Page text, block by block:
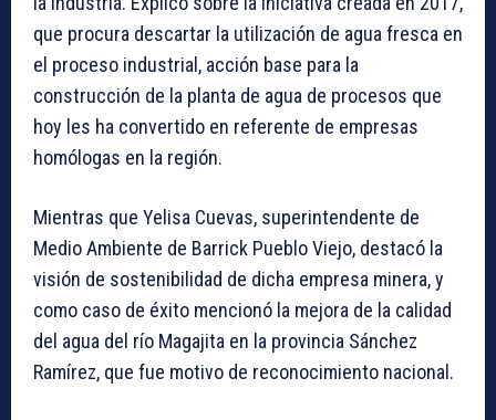
que procura descartar la utilización de agua fresca en
el proceso industrial, acción base para la
construcción de la planta de agua de procesos que
hoy les ha convertido en referente de empresas
homólogas en la región.
Mientras que Yelisa Cuevas, superintendente de
Medio Ambiente de Barrick Pueblo Viejo, destacó la
visión de sostenibilidad de dicha empresa minera, y
como caso de éxito mencionó la mejora de la calidad
del agua del río Magajita en la provincia Sánchez
Ramírez, que fue motivo de reconocimiento nacional.